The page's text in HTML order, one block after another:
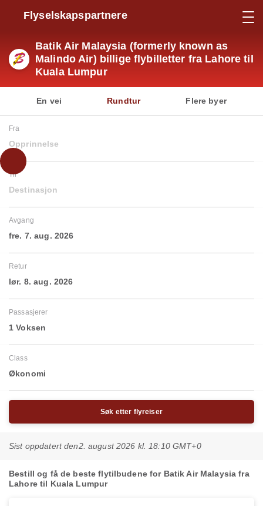
Flyselskapspartnere
Batik Air Malaysia (formerly known as
Malindo Air) billige flybilletter fra Lahore til
Kuala Lumpur
En vei Rundtur Flere byer
Fra
Opprinnelse
Til
Destinasjon
Avgang
fre. 7. aug. 2026
Retur
lør. 8. aug. 2026
Passasjerer
1 Voksen
Class
Økonomi
Søk etter flyreiser
Sist oppdatert den2. august 2026 kl. 18:10 GMT+0
Bestill og få de beste flytilbudene for Batik Air Malaysia fra
Lahore til Kuala Lumpur